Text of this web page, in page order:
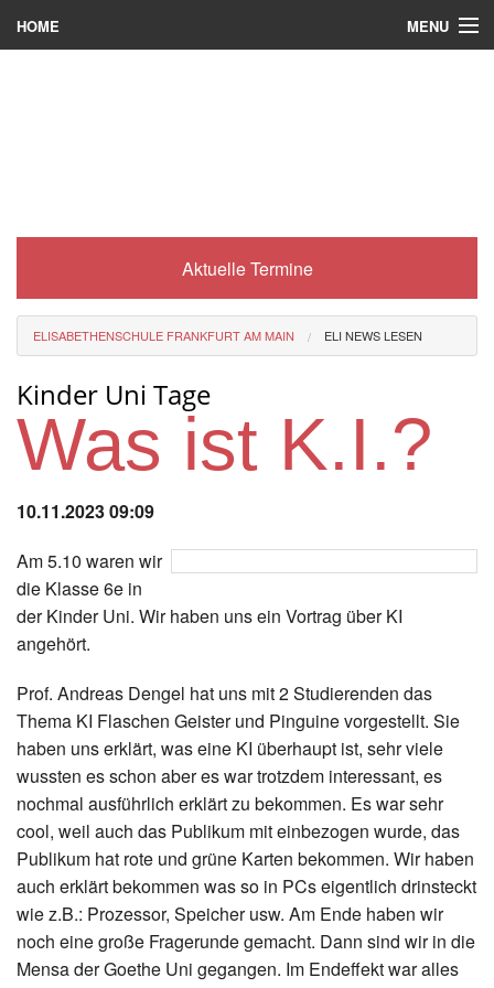
HOME MENU
Eli-Portal
Förderverein
Instagram
Los
Aktuelle Termine
ELISABETHENSCHULE FRANKFURT AM MAIN ELI NEWS LESEN
Kinder Uni Tage
Was ist K.I.?
10.11.2023 09:09
Am 5.10 waren wir
die Klasse 6e in
der Kinder Uni. Wir haben uns ein Vortrag über KI
angehört.
Prof. Andreas Dengel hat uns mit 2 Studierenden das
Thema KI Flaschen Geister und Pinguine vorgestellt. Sie
haben uns erklärt, was eine KI überhaupt ist, sehr viele
wussten es schon aber es war trotzdem interessant, es
nochmal ausführlich erklärt zu bekommen. Es war sehr
cool, weil auch das Publikum mit einbezogen wurde, das
Publikum hat rote und grüne Karten bekommen. Wir haben
auch erklärt bekommen was so in PCs eigentlich drinsteckt
wie z.B.: Prozessor, Speicher usw. Am Ende haben wir
noch eine große Fragerunde gemacht. Dann sind wir in die
Mensa der Goethe Uni gegangen. Im Endeffekt war alles